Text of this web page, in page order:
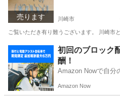
売ります 川崎市
ご覧いただき有り難うございます。 川崎
カーテン、ブライ
初回のブロック
酬！
Amazon Nowで自分
う！
Amazon Now